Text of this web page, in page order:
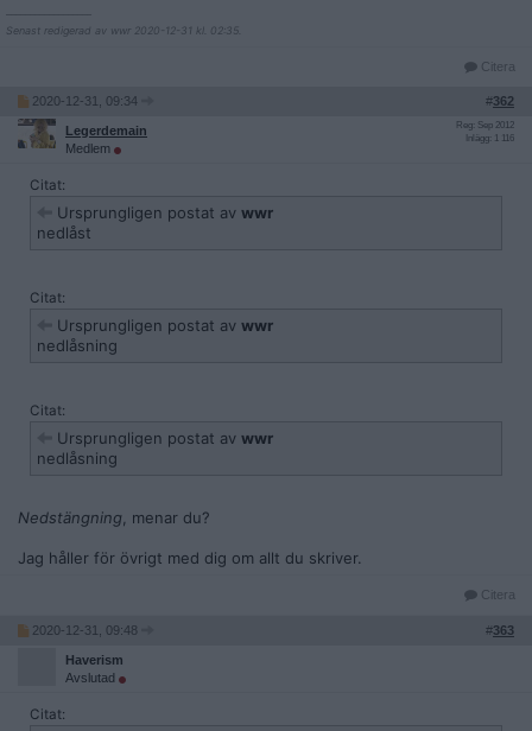
Senast redigerad av wwr 2020-12-31 kl. 02:35.
Citera
2020-12-31, 09:34 #362
Legerdemain
Medlem
Reg: Sep 2012
Inlägg: 1 116
Citat:
Ursprungligen postat av wwr
nedlåst
Citat:
Ursprungligen postat av wwr
nedlåsning
Citat:
Ursprungligen postat av wwr
nedlåsning
Nedstängning , menar du?
Jag håller för övrigt med dig om allt du skriver.
Citera
2020-12-31, 09:48 #363
Haverism
Avslutad
Citat: